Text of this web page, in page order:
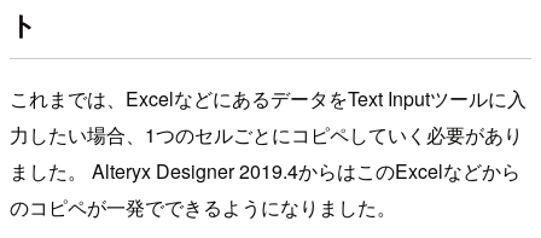
ト
これまでは、ExcelなどにあるデータをText Inputツールに入
力したい場合、1つのセルごとにコピペしていく必要があり
ました。 Alteryx Designer 2019.4からはこのExcelなどから
のコピペが一発でできるようになりました。